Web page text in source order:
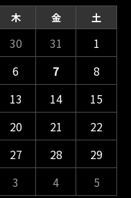
木 金 土
30 31
1
6 7
8
13 14
15
20 21
22
27 28
29
3 4 5